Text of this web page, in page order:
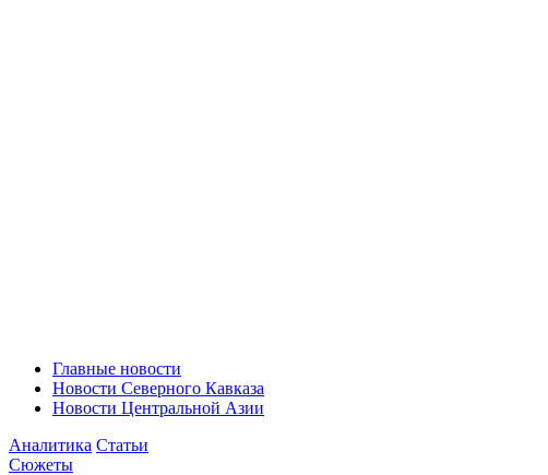
Главные новости
Новости Северного Кавказа
Новости Центральной Азии
Аналитика Статьи
Сюжеты